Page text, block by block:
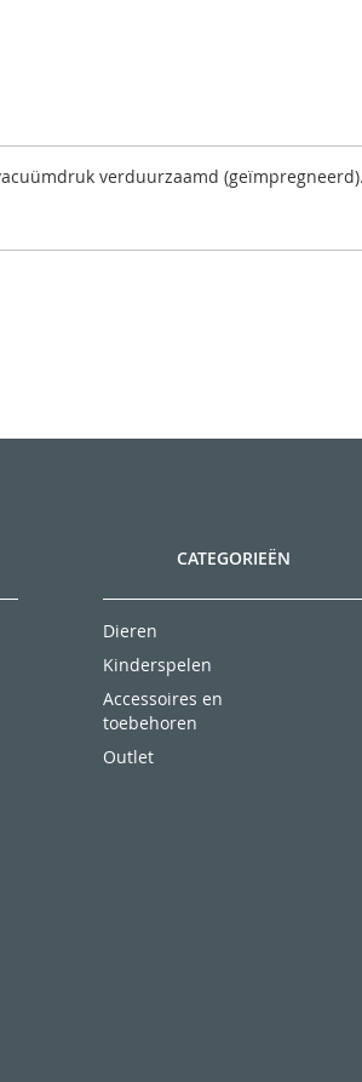
verduurzaamd (geïmpregneerd).
CATEGORIEËN
Dieren
Kinderspelen
Accessoires en
toebehoren
Outlet